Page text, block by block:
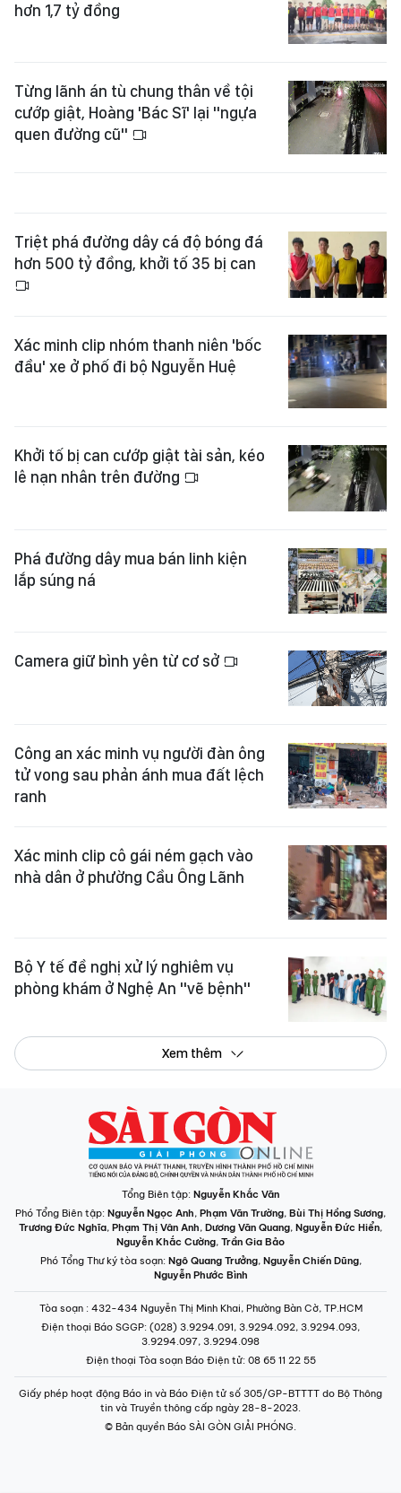
hơn 1,7 tỷ đồng
Từng lãnh án tù chung thân về tội
cướp giật, Hoàng 'Bác Sĩ' lại "ngựa
quen đường cũ"
Triệt phá đường dây cá độ bóng đá
hơn 500 tỷ đồng, khởi tố 35 bị can
Xác minh clip nhóm thanh niên 'bốc
đầu' xe ở phố đi bộ Nguyễn Huệ
Khởi tố bị can cướp giật tài sản, kéo
lê nạn nhân trên đường
Phá đường dây mua bán linh kiện
lắp súng ná
Camera giữ bình yên từ cơ sở
Công an xác minh vụ người đàn ông
tử vong sau phản ánh mua đất lệch
ranh
Xác minh clip cô gái ném gạch vào
nhà dân ở phường Cầu Ông Lãnh
Bộ Y tế đề nghị xử lý nghiêm vụ
phòng khám ở Nghệ An "vẽ bệnh"
Xem thêm
Tổng Biên tập: Nguyễn Khắc Văn
Phó Tổng Biên tập: Nguyễn Ngọc Anh, Phạm Văn Trường, Bùi Thị Hồng Sương,
Trương Đức Nghĩa, Phạm Thị Vân Anh, Dương Văn Quang, Nguyễn Đức Hiển,
Nguyễn Khắc Cường, Trần Gia Bảo
Phó Tổng Thư ký tòa soạn: Ngô Quang Trưởng, Nguyễn Chiến Dũng,
Nguyễn Phước Bình
Tòa soạn : 432-434 Nguyễn Thị Minh Khai, Phường Bàn Cờ, TP.HCM
Điện thoại Báo SGGP: (028) 3.9294.091, 3.9294.092, 3.9294.093,
3.9294.097, 3.9294.098
Điện thoại Tòa soạn Báo Điện tử: 08 65 11 22 55
Giấy phép hoạt động Báo in và Báo Điện tử số 305/GP-BTTTT do Bộ Thông
tin và Truyền thông cấp ngày 28-8-2023.
© Bản quyền Báo SÀI GÒN GIẢI PHÓNG.